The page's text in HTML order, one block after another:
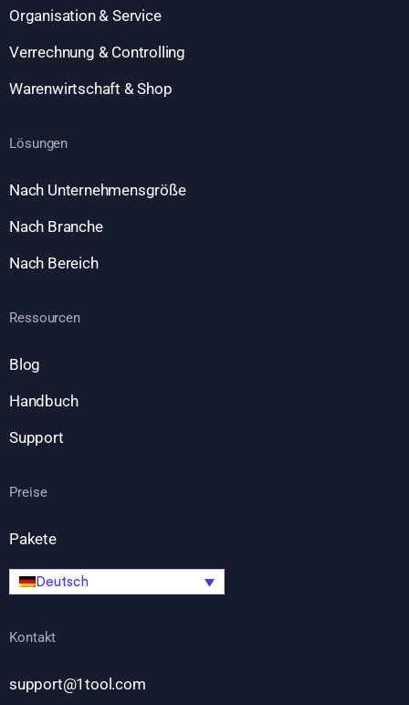
Organisation & Service
Verrechnung & Controlling
Warenwirtschaft & Shop
Lösungen
Nach Unternehmensgröße
Nach Branche
Nach Bereich
Ressourcen
Blog
Handbuch
Support
Preise
Pakete
Deutsch
Kontakt
support@1tool.com